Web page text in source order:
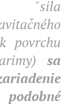
"sila
povrchu
sa